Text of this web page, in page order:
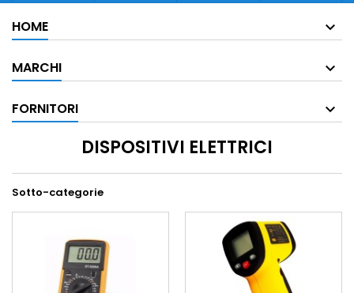
HOME
MARCHI
FORNITORI
DISPOSITIVI ELETTRICI
Sotto-categorie